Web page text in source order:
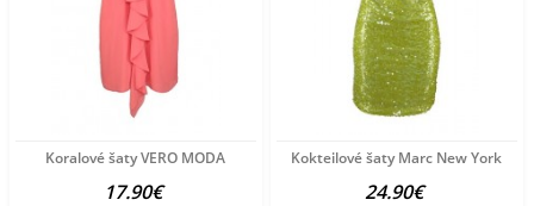
Koralové šaty VERO MODA
17.90€
Kokteilové šaty Marc New York
24.90€